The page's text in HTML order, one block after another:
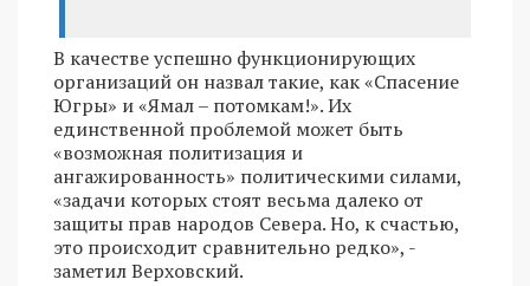
В качестве успешно функционирующих
организаций он назвал такие, как «Спасение
Югры» и «Ямал – потомкам!». Их
единственной проблемой может быть
«возможная политизация и
ангажированность» политическими силами,
«задачи которых стоят весьма далеко от
защиты прав народов Севера. Но, к счастью,
это происходит сравнительно редко», -
заметил Верховский.